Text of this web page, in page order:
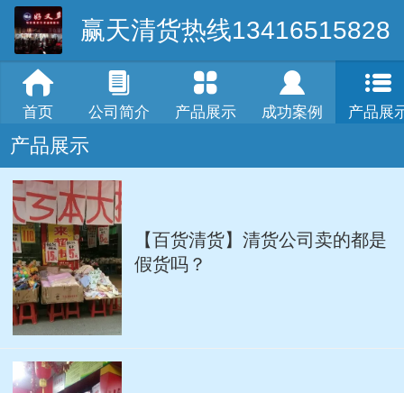
赢天清货热线13416515828
首页 公司简介 产品展示 成功案例 产品展
产品展示
【百货清货】清货公司卖的都是
假货吗？